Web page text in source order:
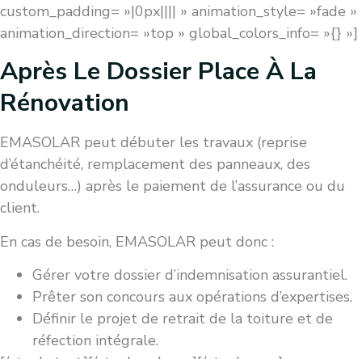
custom_padding= »|0px|||| » animation_style= »fade »
animation_direction= »top » global_colors_info= »{} »]
Après Le Dossier Place À La
Rénovation
EMASOLAR peut débuter les travaux (reprise
d’étanchéité, remplacement des panneaux, des
onduleurs…) après le paiement de l’assurance ou du
client.
En cas de besoin, EMASOLAR peut donc :
Gérer votre dossier d’indemnisation assurantiel.
Prêter son concours aux opérations d’expertises.
Définir le projet de retrait de la toiture et de
réfection intégrale.